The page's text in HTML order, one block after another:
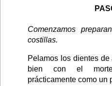
Comenzamos
costillas.
Pelamos los dientes
bien con el
prácticamente como un